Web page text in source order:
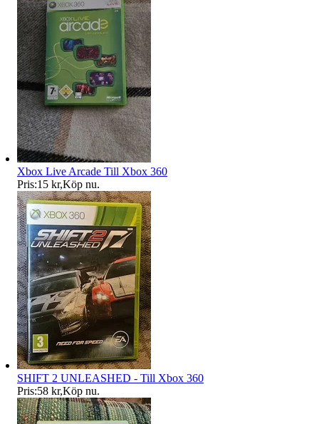
Xbox Live Arcade Till Xbox 360
Pris:15 kr,Köp nu.
SHIFT 2 UNLEASHED - Till Xbox 360
Pris:58 kr,Köp nu.